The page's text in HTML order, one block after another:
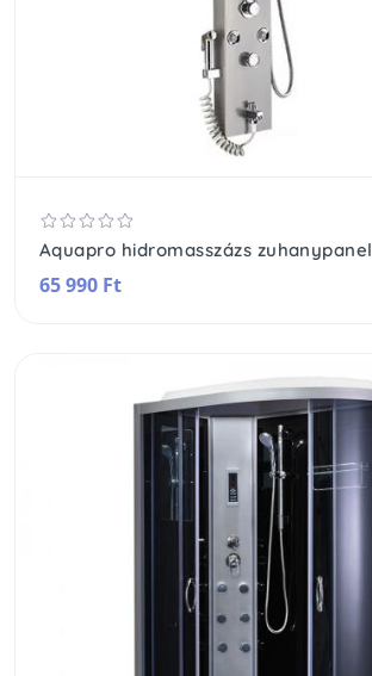
Aquapro hidromasszázs zuhanypanel
65 990 Ft